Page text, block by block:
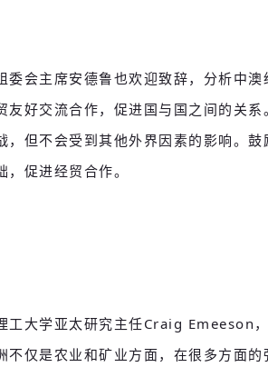
委会主席安德鲁也欢迎致辞，分析中
友好交流合作，促进国与国之间的关
，但不会受到其他外界因素的影响。
，促进经贸合作。
工大学亚太研究主任Craig Emeeson
不仅是农业和矿业方面，在很多方面